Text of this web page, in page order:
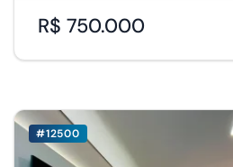
R$ 750.000
#12500